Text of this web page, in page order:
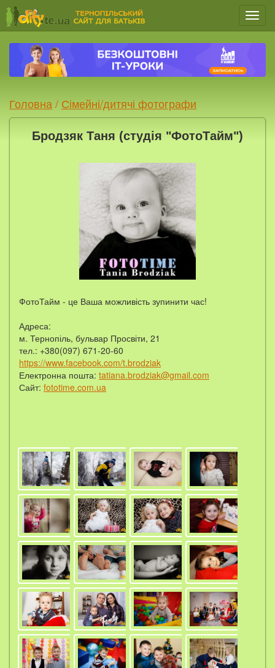
Меню
Головна / Сімейні/дитячі фотографи
Бродзяк Таня (студія "ФотоТайм")
ФотоТайм - це Ваша можливість зупинити час!
Адреса:
м. Тернопіль, бульвар Просвіти, 21
тел.: +380(097) 671-20-60
https://www.facebook.com/t.brodziak
Електронна пошта: tatiana.brodziak@gmail.com
Сайт: fototime.com.ua